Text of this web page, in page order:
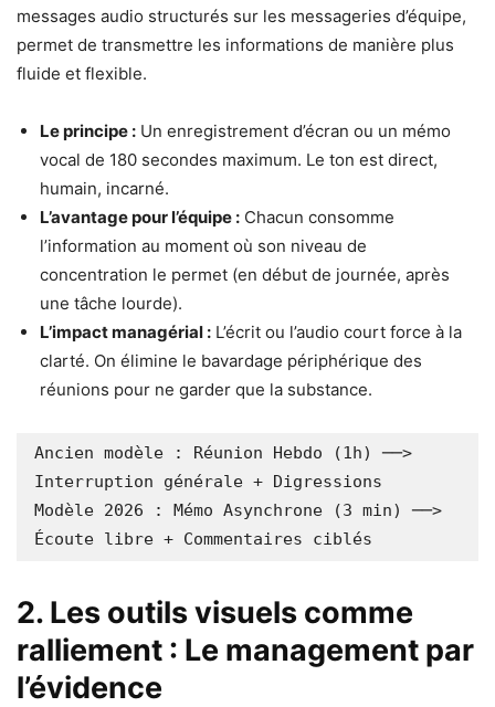
messages audio structurés sur les messageries d’équipe,
permet de transmettre les informations de manière plus
fluide et flexible.
Le principe : Un enregistrement d’écran ou un mémo
vocal de 180 secondes maximum. Le ton est direct,
humain, incarné.
L’avantage pour l’équipe : Chacun consomme
l’information au moment où son niveau de
concentration le permet (en début de journée, après
une tâche lourde).
L’impact managérial : L’écrit ou l’audio court force à la
clarté. On élimine le bavardage périphérique des
réunions pour ne garder que la substance.
Ancien modèle : Réunion Hebdo (1h) ──>
Interruption générale + Digressions
Modèle 2026 : Mémo Asynchrone (3 min) ──>
2. Les outils visuels comme
ralliement : Le management par
l’évidence